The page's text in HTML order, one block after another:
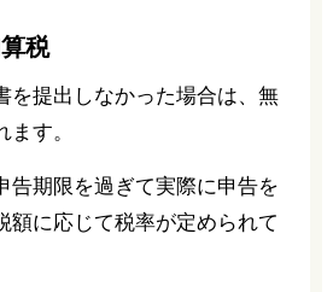
税
を提出しなかった場合は、無
す。
告期限を過ぎて実際に申告を
額に応じて税率が定められて